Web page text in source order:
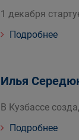
1 декабря
Подробнее
Илья
В Кузбассе
Подробнее